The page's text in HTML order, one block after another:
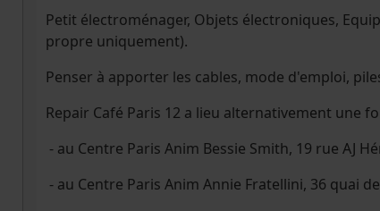
Petit électroménager, Objets électroniques,
propre uniquement).
Penser à apporter les cables, mode d'emploi,
Repair Café Paris 12 a lieu alternativement une
- au Centre Paris Anim Bessie Smith, 19 rue AJ
- au Centre Paris Anim Annie Fratellini, 36 quai